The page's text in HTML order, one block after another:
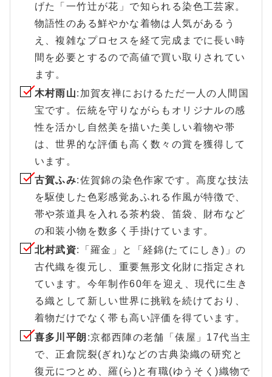
げた「一竹辻が花」で知られる染色工芸家。
物語性のある鮮やかな着物は人気があるう
え、複雑なプロセスを経て完成までに長い時
間を必要とするので高値で買い取りされてい
ます。
木村雨山:加賀友禅におけるただ一人の人間国
宝です。伝統を守りながらもオリジナルの感
性を活かし自然美を描いた美しい着物や帯
は、世界的な評価も高く数々の賞を獲得して
います。
古賀ふみ:佐賀錦の染色作家です。高度な技法
を駆使した色彩感覚あふれる作風が特徴で、
帯や茶道具を入れる茶杓袋、笛袋、財布など
の和装小物を数多く手掛けています。
北村武資:「羅金」と「経錦(たてにしき)」の
古代織を復元し、重要無形文化財に指定され
ています。今年制作60年を迎え、現代に生き
る織として新しい世界に挑戦を続けており、
着物だけでなく帯も高い評価を得ています。
喜多川平朗 :京都西陣の老舗「俵屋」17代当主
で、正倉院裂(ぎれ)などの古典染織の研究と
復元につとめ、羅(ら)と有職(ゆうそく)織物で